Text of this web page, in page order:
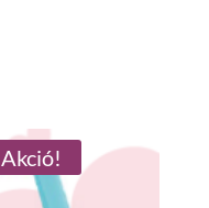
Akció!